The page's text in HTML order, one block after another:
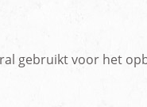
gebruikt voor het